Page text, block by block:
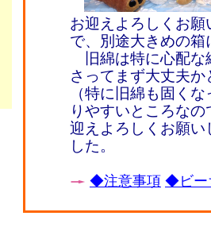
お迎えよろしくお
で、別途大きめの
旧綿は特に心配な
さってまず大丈夫
（特に旧綿も固く
りやすいところな
迎えよろしくお願
した。
◆注意事項 ◆ビー